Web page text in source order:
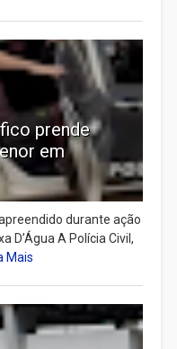
prende
em
durante ação
D’Água A Polícia Civil,
Mais